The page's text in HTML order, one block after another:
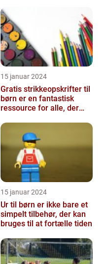
15 januar 2024
Gratis strikkeopskrifter til
børn er en fantastisk
ressource for alle, der
15 januar 2024
Ur til børn er ikke bare et
simpelt tilbehør, der kan
bruges til at fortælle tiden